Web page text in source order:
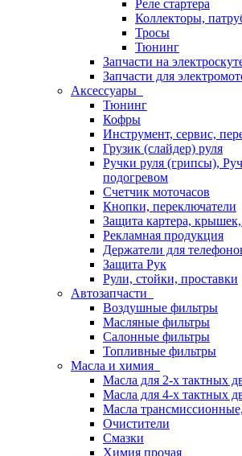
Реле стартера
Коллекторы,
Тросы
Тюнинг
Запчасти на
Запчасти для
Аксессуары
Тюнинг
Кофры
Инструмент, сервис,
Грузик (слайдер) руля
Ручки руля (грипсы),
подогревом
Счетчик моточасов
Кнопки, переключатели
Защита картера,
Рекламная продукция
Держатели для
Защита Рук
Рули, стойки, проставки
Автозапчасти
Воздушные фильтры
Масляные фильтры
Салонные фильтры
Топливные фильтры
Масла и химия
Масла для 2-х тактных
Масла для 4-х тактных
Масла
Очистители
Смазки
Химия прочая